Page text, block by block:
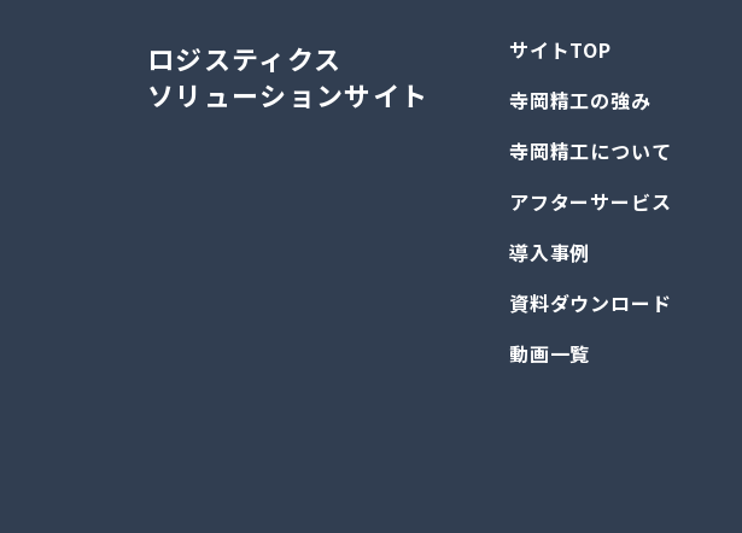
ロジスティクス
ソリューションサイト
サイトTOP
寺岡精工の強み
寺岡精工について
アフターサービス
導入事例
資料ダウンロード
動画一覧